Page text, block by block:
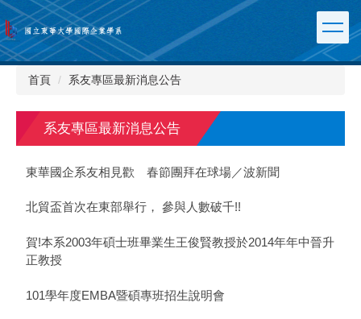
跳
到
主
要
區
首頁 系友專區最新消息公告
系友專區最新消息公告
東華國企系友相見歡 春節團拜在球場／波新聞
北貿盃首次在東部舉行， 參與人數破千!!
賀!本系2003年碩士班畢業生王俊賢教授於2014年年中晉升
正教授
101學年度EMBA暨碩專班招生說明會